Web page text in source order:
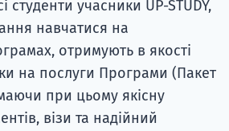
студенти учасники UP-STUDY,
навчатися на
отримують в якості
на послуги Програми (Пакет
при цьому якісну
візи та надійний